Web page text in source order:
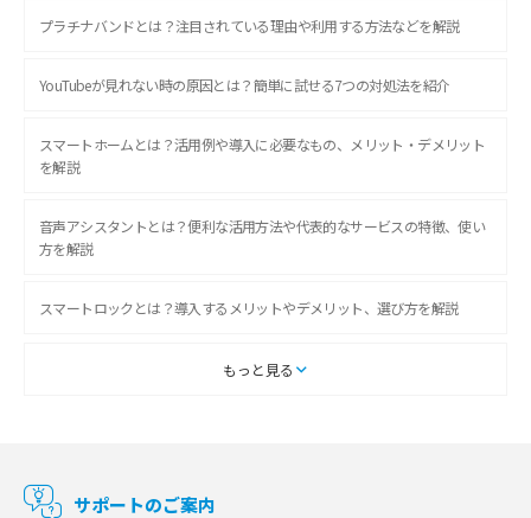
プラチナバンドとは？注目されている理由や利用する方法などを解説
YouTubeが見れない時の原因とは？簡単に試せる7つの対処法を紹介
スマートホームとは？活用例や導入に必要なもの、メリット・デメリット
を解説
音声アシスタントとは？便利な活用方法や代表的なサービスの特徴、使い
方を解説
スマートロックとは？導入するメリットやデメリット、選び方を解説
スマートテレビとは？特徴や選び方、使い方をわかりやすく解説
マンションで使えるWi-Fiは？種類ごとの特徴や選び方を紹介
もっと見る
サポートのご案内